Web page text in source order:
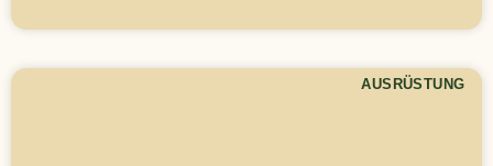
AUSRÜSTUNG